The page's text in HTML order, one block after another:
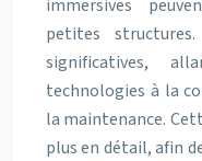
immersives
petites
significatives,
technologies à la
la maintenance.
plus en détail, afin